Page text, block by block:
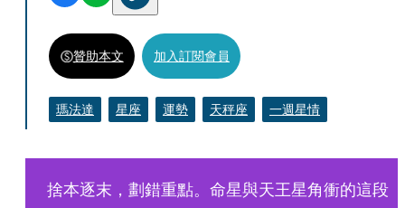
贊助本文 加入訂閱會員
瑪法達 星座 運勢 天秤座 一週星情
捨本逐末，劃錯重點。命星與天王星角衝的這段